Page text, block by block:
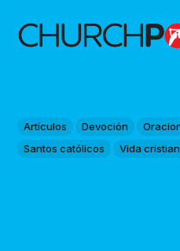
Artículos Devoción
Santos católicos
Vida